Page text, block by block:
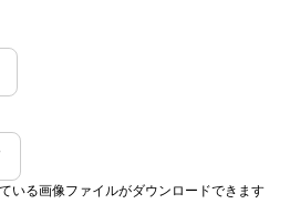
いる画像ファイルがダウンロードできます